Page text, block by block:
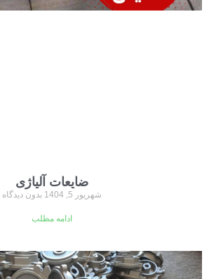
ضایعات آلیاژی
شهریور 5, 1404 بدون دیدگاه
ادامه مطلب